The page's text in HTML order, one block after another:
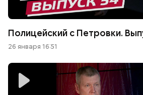
Полицейский с Петровки.
26 января 16:51